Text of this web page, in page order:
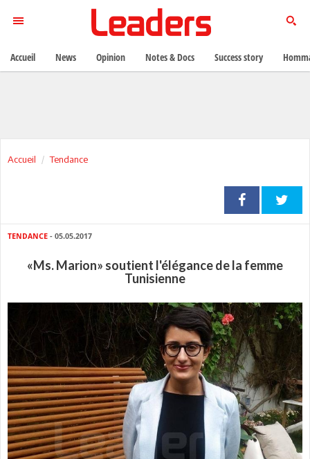
Accueil Tendance
TENDANCE - 05.05.2017
«Ms. Marion» soutient l'élégance de la femme
Tunisienne
Accueil News Opinion Notes & Docs Success story